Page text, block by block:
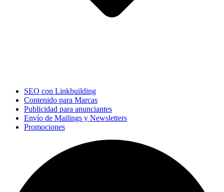
SEO con Linkbuilding
Contenido para Marcas
Publicidad para anunciantes
Envío de Mailings y Newsletters
Promociones